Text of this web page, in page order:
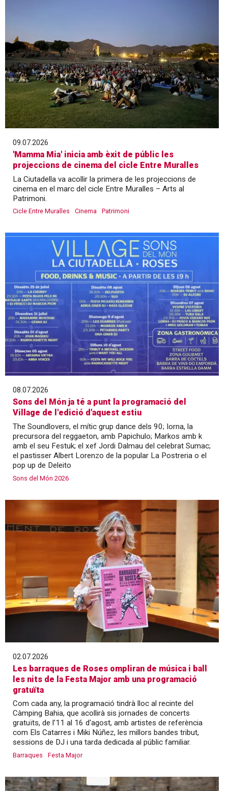
09.07.2026
'Mamma Mia' inicia amb èxit de públic les
projeccions de cinema del cicle Entre Muralles
La Ciutadella va acollir la primera de les projeccions de
cinema en el marc del cicle Entre Muralles – Arts al
Patrimoni.
Cicle Entre Muralles Cinema Patrimoni
08.07.2026
Sons del Món ja té a punt la programació del
Village de l'edició d'aquest estiu
The Soundlovers, el mític grup dance dels 90; Iorna, la
precursora del reggaeton, amb Papichulo; Markos amb k
amb el seu Festuk; el xef Jordi Dalmau del celebrat Sumac;
el pastisser Albert Lorenzo de la popular La Postreria o el
pop up de Deleito
Sons del Món 2026
02.07.2026
Les barraques de Roses ompliran de música i ball
les nits de la Festa Major amb una programació
gratuïta
Com cada any, la programació tindrà lloc al recinte del
Càmping Bahia, que acollirà sis jornades de concerts
gratuïts, de l’11 al 16 d'agost, amb artistes de referència
com Els Catarres i Miki Núñez, les millors bandes tribut,
sessions de DJ i una tarda dedicada al públic familiar.
Barraques Festa Major